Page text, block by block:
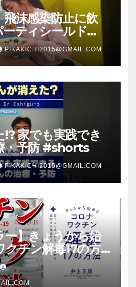
沫感染防止に飲
ティシールド
替品）ＦＢＣ福井
での紹介映像
PIKAKICHI2015@GMAIL.COM
家でも実践でき
・予防 #shorts
PIKAKICHI2015@GMAIL.COM
ー】きょうから始
クチン解毒17の方